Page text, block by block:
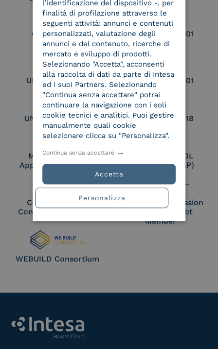
Conservatore
qualificato
UNI EN ISO 37001
UNI EN ISO 9001 UNI EN ISO 27001
UNI EN ISO 27017 UNI EN ISO 27018
Membro Adobe
Approved Trust List
Certified PEPPOL
Access Point (AP)
Cloud Signature
Consortium Member
European Commission
Large Scale Pilot
Member
WEBUILD Consortium
l’identificazione del dispositivo -, per
finalità di profilazione attraverso le
seguenti attività: annunci e contenuti
personalizzati, valutazione degli
annunci e del contenuto, ricerche di
mercato e sviluppo di prodotti.
Selezionando "Accetta", acconsenti
alla raccolta di dati da parte di Intesa
ed i suoi Partners. Selezionando
"Continua senza accettare" potrai
continuare la navigazione con i soli
cookie tecnici e analitici. Puoi gestire
manualmente quali cookie
selezionare clicca su "Personalizza".
Accetta
Continua senza accettare
Personalizza